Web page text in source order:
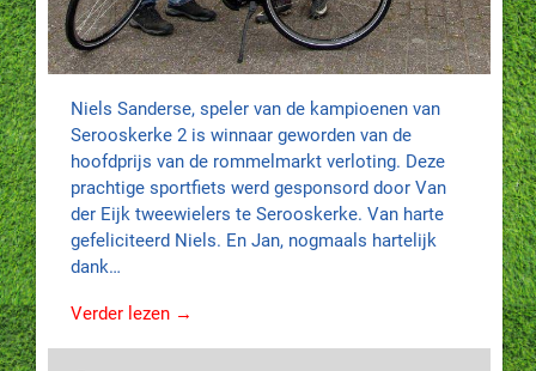
Niels Sanderse, speler van de kampioenen van
Serooskerke 2 is winnaar geworden van de
hoofdprijs van de rommelmarkt verloting. Deze
prachtige sportfiets werd gesponsord door Van
der Eijk tweewielers te Serooskerke. Van harte
gefeliciteerd Niels. En Jan, nogmaals hartelijk
dank…
Verder lezen →